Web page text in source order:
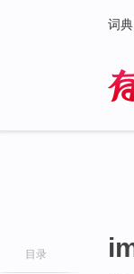
词典
目录